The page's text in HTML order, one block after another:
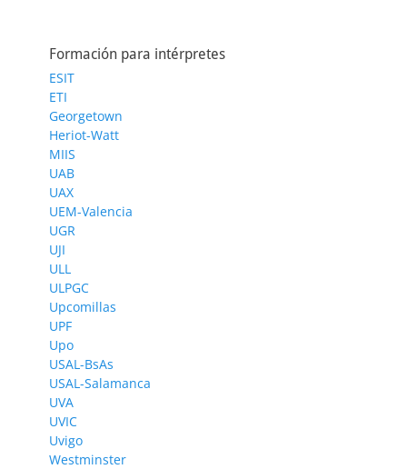
Formación para intérpretes
ESIT
ETI
Georgetown
Heriot-Watt
MIIS
UAB
UAX
UEM-Valencia
UGR
UJI
ULL
ULPGC
Upcomillas
UPF
Upo
USAL-BsAs
USAL-Salamanca
UVA
UVIC
Uvigo
Westminster